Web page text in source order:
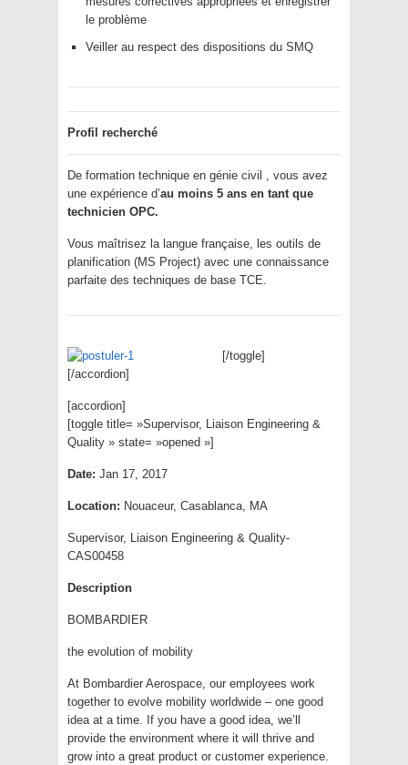
le problème
Veiller au respect des dispositions du SMQ
Profil recherché
De formation technique en génie civil , vous avez
une expérience d’au moins 5 ans en tant que
technicien OPC.
Vous maîtrisez la langue française, les outils de
planification (MS Project) avec une connaissance
parfaite des techniques de base TCE.
[/toggle]
[/accordion]
[accordion]
[toggle title= »Supervisor, Liaison Engineering &
Quality » state= »opened »]
Date: Jan 17, 2017
Location: Nouaceur, Casablanca, MA
Supervisor, Liaison Engineering & Quality-
CAS00458
Description
BOMBARDIER
the evolution of mobility
At Bombardier Aerospace, our employees work
together to evolve mobility worldwide – one good
idea at a time. If you have a good idea, we’ll
provide the environment where it will thrive and
grow into a great product or customer experience.